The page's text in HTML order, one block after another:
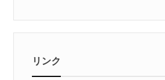
リンク